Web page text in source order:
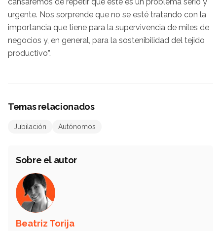
urgente. Nos sorprende que no se esté tratando con la
importancia que tiene para la supervivencia de miles de
negocios y, en general, para la sostenibilidad del tejido
productivo”.
Temas relacionados
Jubilación Autónomos
Sobre el autor
Beatriz Torija